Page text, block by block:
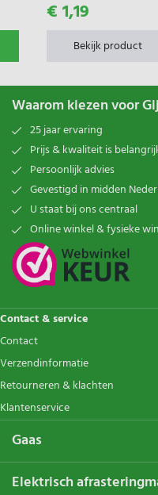
€ 1,19
Bekijk product
Waarom kiezen voor
25 jaar ervaring
Prijs & kwaliteit is
Persoonlijk advies
Gevestigd in midden
U staat bij ons centraal
Online winkel & fysieke
Contact & service
Contact
Verzendinformatie
Retourneren & klachten
Klantenservice
Gaas
Elektrisch